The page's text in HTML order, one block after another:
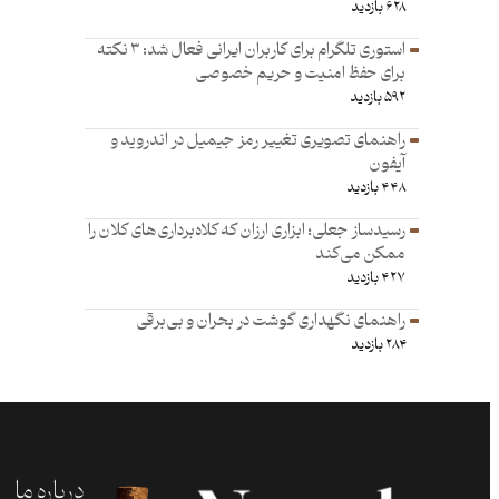
۶۲۸ بازدید
استوری تلگرام برای کاربران ایرانی فعال شد: ۳ نکته
برای حفظ امنیت و حریم خصوصی
۵۹۲ بازدید
راهنمای تصویری تغییر رمز جیمیل در اندروید و
آیفون
۴۴۸ بازدید
رسیدساز جعلی؛ ابزاری ارزان که کلاه‌برداری‌های کلان را
ممکن می‌کند
۴۲۷ بازدید
راهنمای نگهداری گوشت در بحران و بی‌برقی
۲۸۴ بازدید